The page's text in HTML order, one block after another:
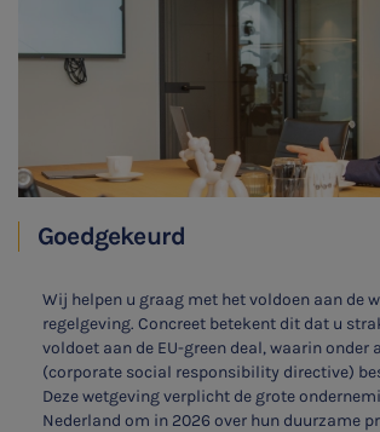
Goedgekeurd
Wij helpen u graag met het voldoen aan de
regelgeving. Concreet betekent dit dat u
voldoet aan de EU-green deal, waarin onder
(corporate social responsibility directive)
Deze wetgeving verplicht de grote
Nederland om in 2026 over hun duurzame